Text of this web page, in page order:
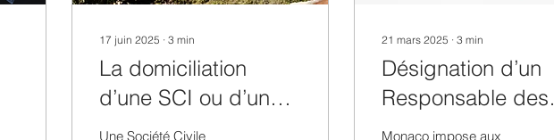
17 juin 2025 ∙ 3 min
La domiciliation
d’une SCI ou d’une
SCP à Monaco
Une Société Civile
21 mars 2025 ∙ 3 min
Désignation d’un
Responsable des
Informations
Monaco impose aux